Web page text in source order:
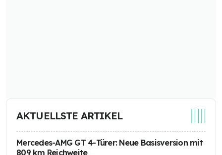
AKTUELLSTE ARTIKEL
Mercedes-AMG GT 4-Türer: Neue Basisversion mit
809 km Reichweite